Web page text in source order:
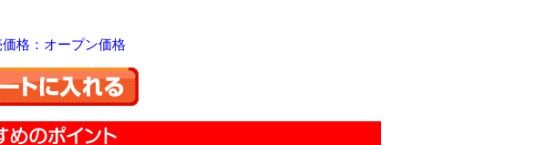
格：オープン価格